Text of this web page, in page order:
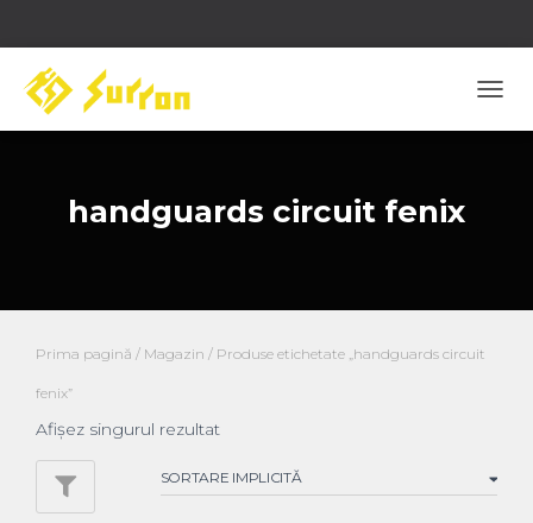
handguards circuit fenix
Prima pagină / Magazin / Produse etichetate „handguards circuit
fenix”
Afișez singurul rezultat